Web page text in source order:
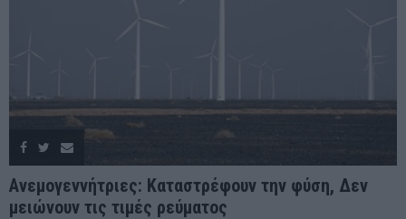
Ανεμογεννήτριες: Καταστρέφουν την φύση, Δεν
μειώνουν τις τιμές ρεύματος